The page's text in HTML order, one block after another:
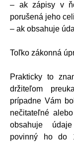
– ak zápisy v
porušená jeho
– ak obsahuje
Toľko zákonná
Prakticky to
držiteľom
prípadne Vám
nečitateľné
obsahuje
povinný ho do